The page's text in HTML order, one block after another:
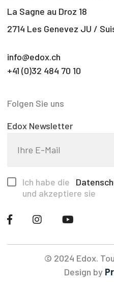
La Sagne au Droz 18
2714 Les Genevez JU /
info@edox.ch
+41 (0)32 484 70 10
Folgen Sie uns
Edox Newsletter
Ich habe die
und akzeptiere sie
© 2024 Edox.
Design by